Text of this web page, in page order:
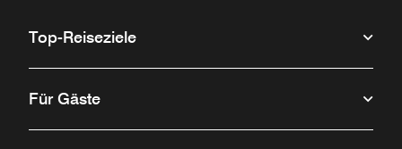
Top-Reiseziele
Für Gäste